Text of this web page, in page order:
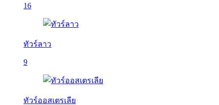
16
ทัวร์ลาว
9
ทัวร์ออสเตรเลีย